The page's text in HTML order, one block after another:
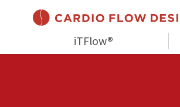
iTFlow®